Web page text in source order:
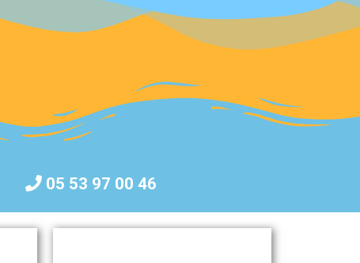
05 53 97 00 46